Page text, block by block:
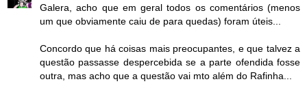
Galera, acho que em geral todos os comentários (menos
um que obviamente caiu de para quedas) foram úteis...
Concordo que há coisas mais preocupantes, e que talvez a
questão passasse despercebida se a parte ofendida fosse
outra, mas acho que a questão vai mto além do Rafinha...